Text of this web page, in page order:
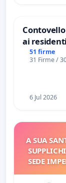
ai residenti
51 firme
31 Firme /
6 Jul 2026
A SUA
SEDE